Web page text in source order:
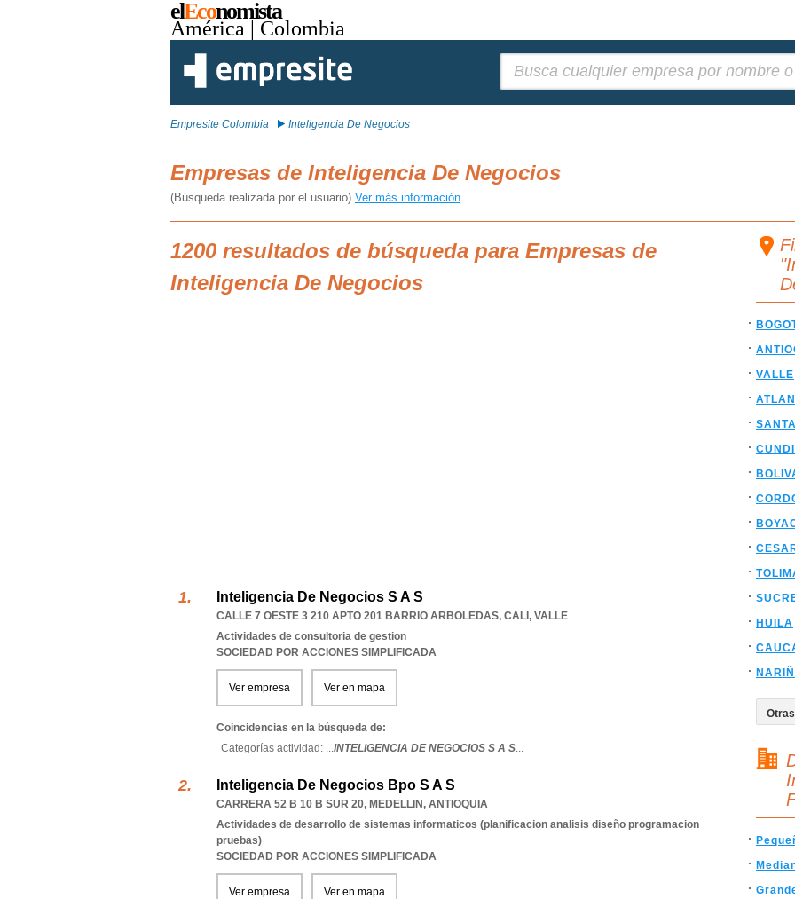
elEconomista
América | Colombia
Empresite Colombia Inteligencia De Negocios
Empresas de Inteligencia De Negocios
(Búsqueda realizada por el usuario) Ver más información
1200 resultados de búsqueda para Empresas de
Inteligencia De Negocios
Inteligencia De Negocios S A S
CALLE 7 OESTE 3 210 APTO 201 BARRIO ARBOLEDAS, CALI , VALLE
Actividades de consultoria de gestion
SOCIEDAD POR ACCIONES SIMPLIFICADA
Ver empresa Ver en mapa
Coincidencias en la búsqueda de:
Categorías actividad: ...INTELIGENCIA DE NEGOCIOS S A S...
Inteligencia De Negocios Bpo S A S
CARRERA 52 B 10 B SUR 20, MEDELLIN, ANTIOQUIA
Actividades de desarrollo de sistemas informaticos (planificacion analisis diseño programacion
pruebas)
SOCIEDAD POR ACCIONES SIMPLIFICADA
Ver empresa Ver en mapa
VALLE
HUILA